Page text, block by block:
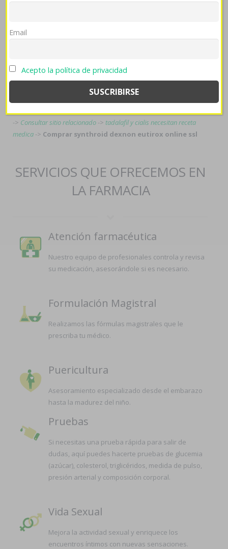
www.humboldt-apotheke-hannover.de->Discount vesicare purchase
griffe.com/nillgr-xenical-kaufen-günstig-paypal.html
https://www.75.dk/index.php?dk=kamagra-køb-online-odense
Stromectol generika rezeptfrei ->
-> Consultar sitio relacionado -> tadalafil y cialis necesitan receta
medica -> Comprar synthroid dexnon eutirox online ssl
SERVICIOS QUE OFRECEMOS EN
LA FARMACIA
Atención farmacéutica
Nuestro equipo de profesionales controla y revisa
su medicación, asesorándole si es necesario.
Formulación Magistral
Realizamos las fórmulas magistrales que le
prescriba tu médico.
Puericultura
Asesoramiento especializado desde el embarazo
hasta la madurez del niño.
Pruebas
Si necesitas una prueba rápida para salir de
dudas, aquí puedes hacerte pruebas de glucemia
(azúcar), colesterol, triglicéridos, medida de pulso,
presión arterial y composición corporal.
Vida Sexual
Mejora la actividad sexual y enriquece los
encuentros íntimos con nuevas sensaciones.
Email
Acepto la política de privacidad